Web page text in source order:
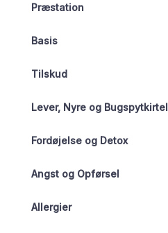
Præstation
Basis
Tilskud
Lever, Nyre og Bugspytkirtel
Fordøjelse og Detox
Angst og Opførsel
Allergier